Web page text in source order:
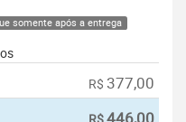
somente após a entrega
R$ 377,00